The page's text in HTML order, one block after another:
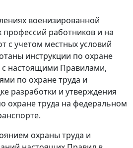
военизированной
работников и на
с учетом местных условий
инструкции по охране
с настоящими Правилами,
по охране труда и
разработки и утверждения
охране труда на федеральном
охраны труда и